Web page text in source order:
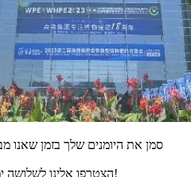
סמן את היומנים שלך בזמן שאנו
הצטרפו אלינו לשלושה ימים מדהימים של חקר וחילופי ידע!